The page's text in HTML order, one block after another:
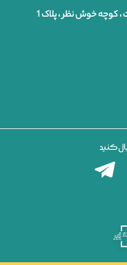
کنید